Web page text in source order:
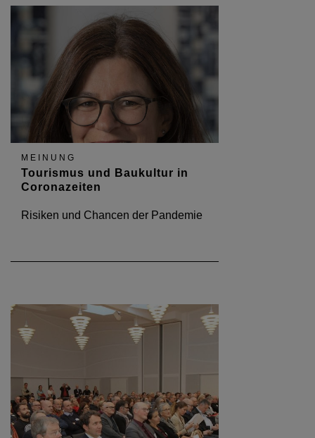
MEINUNG
Tourismus und Baukultur in
Coronazeiten
Risiken und Chancen der Pandemie